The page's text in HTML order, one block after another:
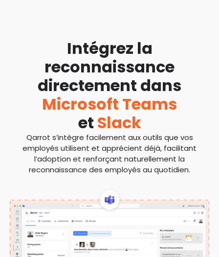
Intégrez la
reconnaissance
directement dans
Microsoft Teams
et Slack
Qarrot s’intègre facilement aux outils que vos
employés utilisent et apprécient déjà, facilitant
l’adoption et renforçant naturellement la
reconnaissance des employés au quotidien.